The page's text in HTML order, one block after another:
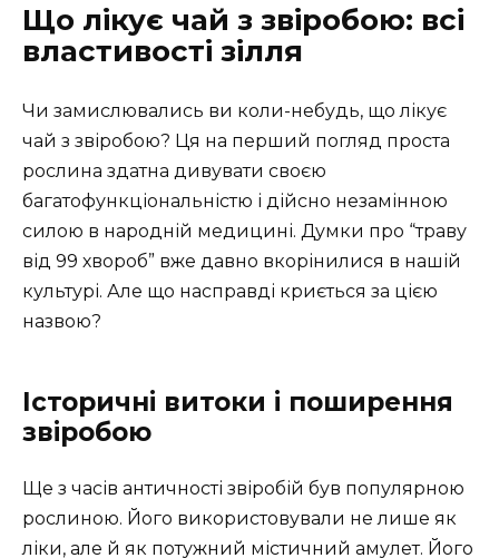
Що лікує чай з звіробою: всі
властивості зілля
Чи замислювались ви коли-небудь, що лікує
чай з звіробою? Ця на перший погляд проста
рослина здатна дивувати своєю
багатофункціональністю і дійсно незамінною
силою в народній медицині. Думки про “траву
від 99 хвороб” вже давно вкорінилися в нашій
культурі. Але що насправді криється за цією
назвою?
Історичні витоки і поширення
звіробою
Ще з часів античності звіробій був популярною
рослиною. Його використовували не лише як
ліки, але й як потужний містичний амулет. Його